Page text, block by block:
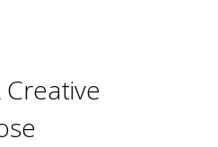
Creative